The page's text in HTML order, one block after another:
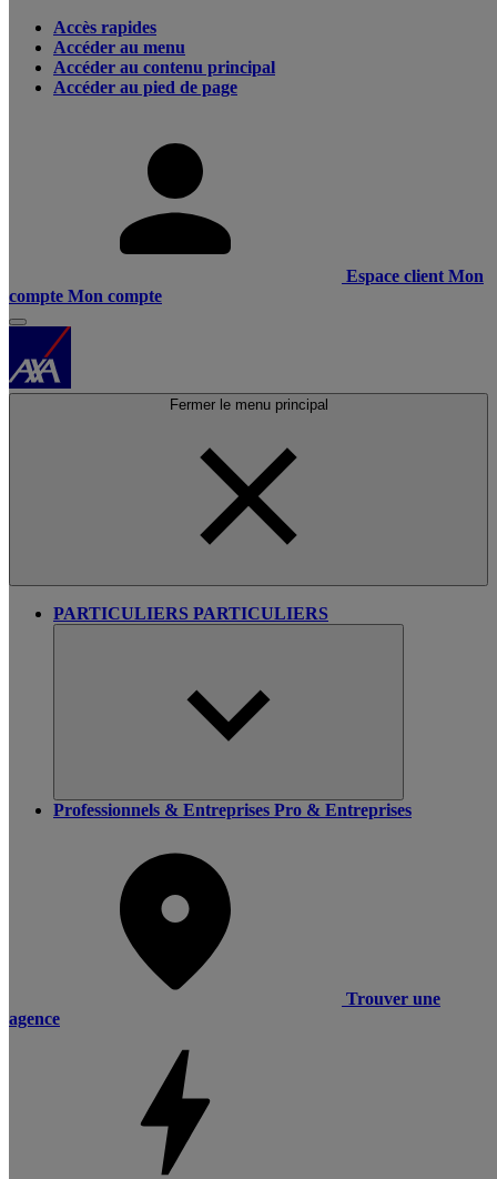
Accès rapides
Accéder au menu
Accéder au contenu principal
Accéder au pied de page
Espace client Mon
compte Mon compte
Fermer le menu principal
PARTICULIERS PARTICULIERS
Professionnels & Entreprises Pro & Entreprises
Trouver une
agence